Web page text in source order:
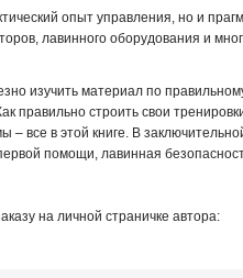
опыт управления, но и
лавинного оборудования и
изучить материал по
правильно строить свои
– все в этой книге. В
помощи, лавинная
на личной страничке автора: